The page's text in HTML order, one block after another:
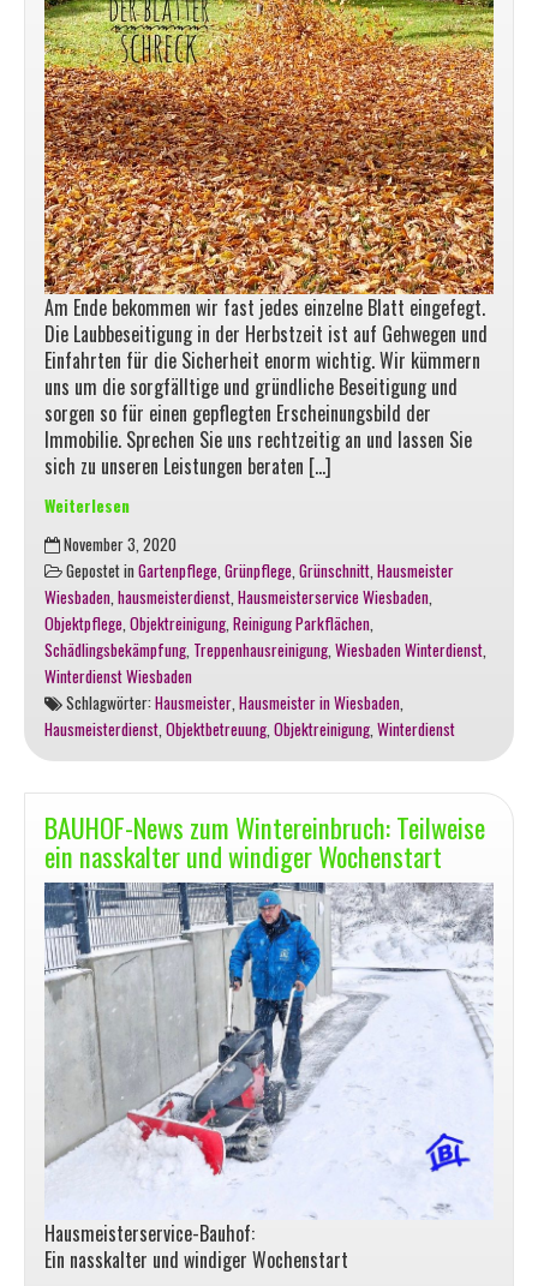
Am Ende bekommen wir fast jedes einzelne Blatt eingefegt.
Die Laubbeseitigung in der Herbstzeit ist auf Gehwegen und
Einfahrten für die Sicherheit enorm wichtig. Wir kümmern
uns um die sorgfälltige und gründliche Beseitigung und
sorgen so für einen gepflegten Erscheinungsbild der
Immobilie. Sprechen Sie uns rechtzeitig an und lassen Sie
sich zu unseren Leistungen beraten […]
Weiterlesen
Der
Herbst
kommt
mit
jede
Menge
Laub
November 3, 2020
Gepostet inGartenpflege,Grünpflege,Grünschnitt,Hausmeister
Wiesbaden,hausmeisterdienst,Hausmeisterservice Wiesbaden,
Objektpflege,Objektreinigung,Reinigung Parkflächen,
Schädlingsbekämpfung, Treppenhausreinigung,Wiesbaden Winterdienst,
Winterdienst Wiesbaden
Schlagwörter:Hausmeister,Hausmeister in Wiesbaden,
Hausmeisterdienst,Objektbetreuung,Objektreinigung,Winterdienst
BAUHOF-News zum Wintereinbruch: Teilweise
ein nasskalter und windiger Wochenstart
Hausmeisterservice-Bauhof:
Ein nasskalter und windiger Wochenstart